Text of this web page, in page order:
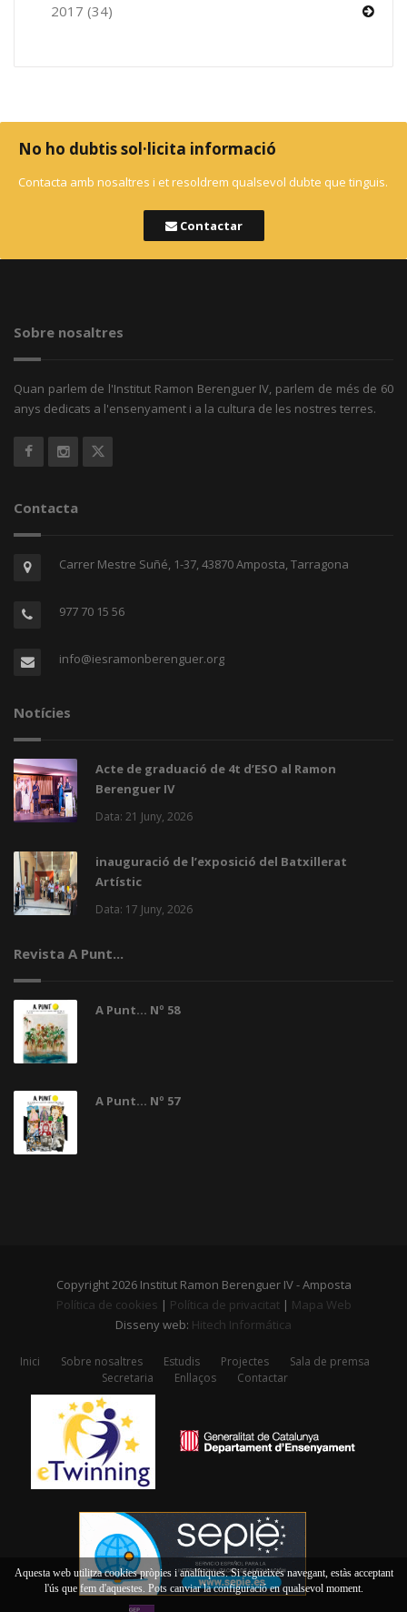
Aquesta web utilitza cookies pròpies i analítiques. Si segueixes navegant, estàs acceptant
l'ús que fem d'aquestes. Pots canviar la configuració en qualsevol moment.
2017 (34)
No ho dubtis sol·licita informació
Contacta amb nosaltres i et resoldrem qualsevol dubte que tinguis.
Contactar
Sobre nosaltres
Quan parlem de l'Institut Ramon Berenguer IV, parlem de més de 60
anys dedicats a l'ensenyament i a la cultura de les nostres terres.
Contacta
Carrer Mestre Suñé, 1-37, 43870 Amposta, Tarragona
977 70 15 56
info@iesramonberenguer.org
Notícies
Acte de graduació de 4t d’ESO al Ramon
Berenguer IV
Data: 21 Juny, 2026
inauguració de l’exposició del Batxillerat
Artístic
Data: 17 Juny, 2026
Revista A Punt...
A Punt... Nº 58
A Punt... Nº 57
Copyright 2026 Institut Ramon Berenguer IV - Amposta
Política de cookies | Política de privacitat| Mapa Web
Disseny web: Hitech Informática
Inici Sobre nosaltres Estudis Projectes
Sala de premsa
Secretaria
Enllaços Contactar